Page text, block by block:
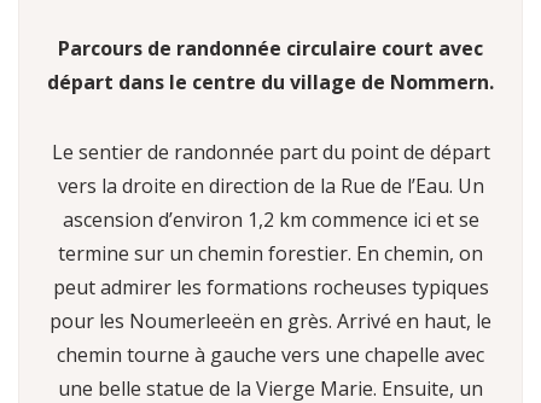
Parcours de randonnée circulaire court avec
départ dans le centre du village de Nommern.
Le sentier de randonnée part du point de départ
vers la droite en direction de la Rue de l’Eau. Un
ascension d’environ 1,2 km commence ici et se
termine sur un chemin forestier. En chemin, on
peut admirer les formations rocheuses typiques
pour les Noumerleeën en grès. Arrivé en haut, le
chemin tourne à gauche vers une chapelle avec
une belle statue de la Vierge Marie. Ensuite, un